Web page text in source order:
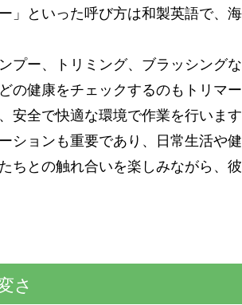
」といった呼び方は和製英語で、
プー、トリミング、ブラッシング
の健康をチェックするのもトリマ
安全で快適な環境で作業を行います
ションも重要であり、日常生活や
ちとの触れ合いを楽しみながら、
さ